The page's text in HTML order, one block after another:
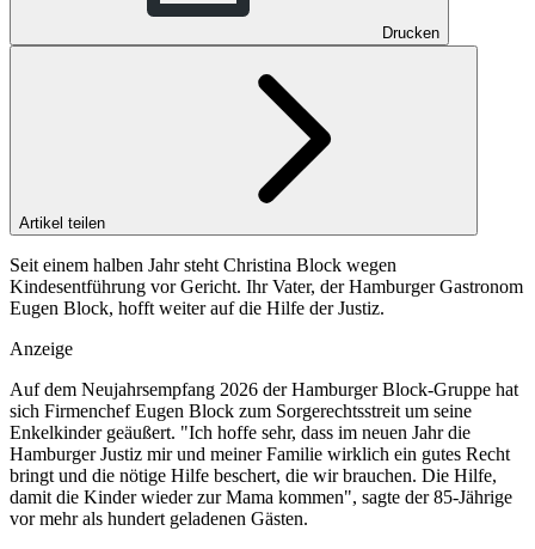
Drucken
Artikel teilen
Seit einem halben Jahr steht Christina Block wegen
Kindesentführung vor Gericht. Ihr Vater, der Hamburger Gastronom
Eugen Block, hofft weiter auf die Hilfe der Justiz.
Anzeige
Auf dem Neujahrsempfang 2026 der Hamburger Block-Gruppe hat
sich Firmenchef Eugen Block zum Sorgerechtsstreit um seine
Enkelkinder geäußert. "Ich hoffe sehr, dass im neuen Jahr die
Hamburger Justiz mir und meiner Familie wirklich ein gutes Recht
bringt und die nötige Hilfe beschert, die wir brauchen. Die Hilfe,
damit die Kinder wieder zur Mama kommen", sagte der 85-Jährige
vor mehr als hundert geladenen Gästen.